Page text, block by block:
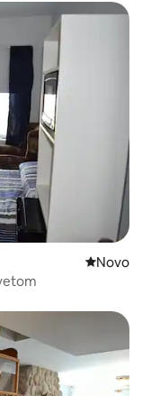
Novi
Novo